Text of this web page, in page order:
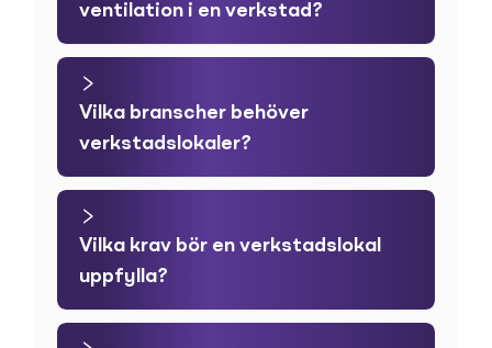
ventilation i en verkstad?
Vilka branscher behöver
verkstadslokaler?
Vilka krav bör en verkstadslokal
uppfylla?